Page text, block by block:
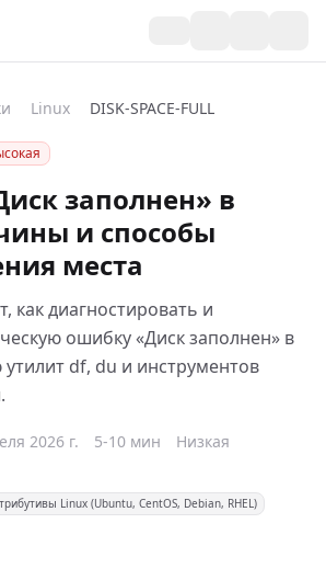
Linux DISK-SPACE-FULL
заполнен» в
и способы
места
как диагностировать и
ошибку «Диск заполнен» в
df, du и инструментов
2026 г. 5-10 мин
Низкая
Linux (Ubuntu, CentOS, Debian, RHEL)